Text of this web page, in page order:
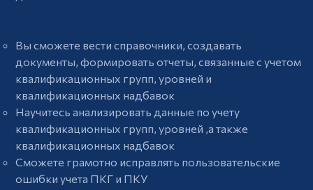
Инструкции
Карьерный
консультант
Информация
об
оплате
Частые
вопросы
Правовая
Вы сможете вести справочники, создавать
документы, формировать отчеты, связанные с учетом
квалификационных групп, уровней и
квалификационных надбавок
Научитесь анализировать данные по учету
квалификационных групп, уровней ,а также
квалификационных надбавок
Сможете грамотно исправлять пользовательские
ошибки учета ПКГ и ПКУ